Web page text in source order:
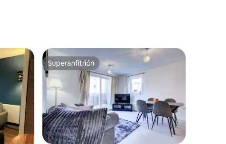
Superanfitrión
Superanfitrión